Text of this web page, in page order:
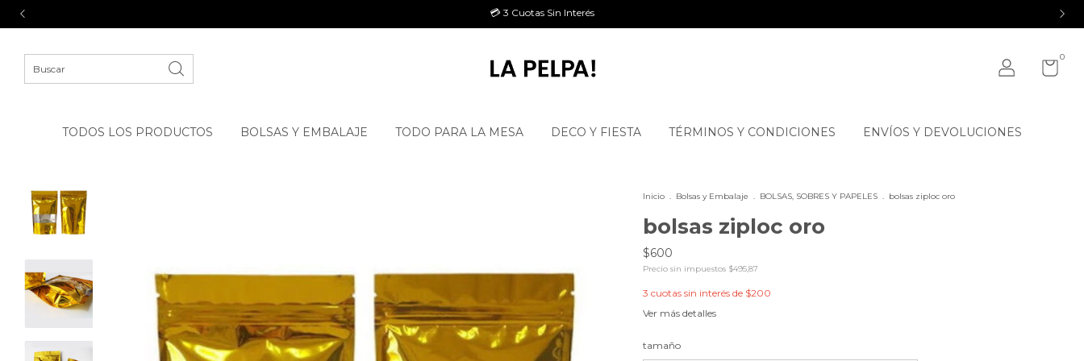
💳 3 Cuotas Sin Interés
0
TODOS LOS PRODUCTOS BOLSAS Y EMBALAJE TODO PARA LA MESA DECO Y FIESTA TÉRMINOS Y CONDICIONES ENVÍOS Y DEVOLUCIONES
Inicio . Bolsas y Embalaje . BOLSAS, SOBRES Y PAPELES . bolsas ziploc oro
bolsas ziploc oro
$600
Precio sin impuestos $495,87
3 cuotas sin interés de $200
Ver más detalles
tamaño